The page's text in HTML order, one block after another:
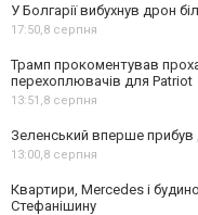
У Болгарії вибухнув дрон
17:50,8 серпня
Трамп прокоментував
перехоплювачів для Patriot
13:51,8 серпня
Зеленський вперше прибув
13:00,8 серпня
Квартири, Mercedes і
Стефанішину